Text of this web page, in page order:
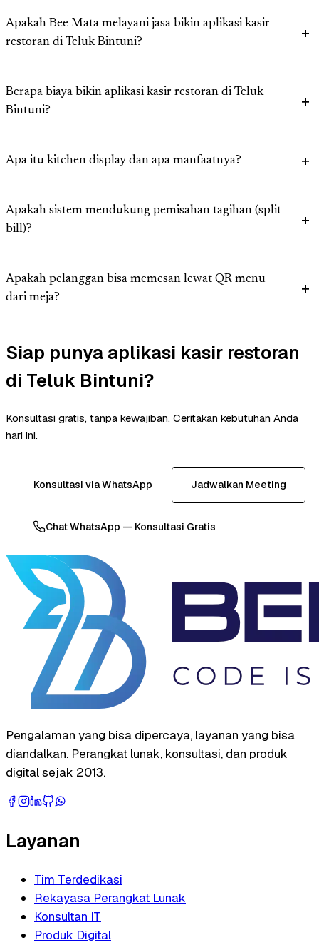
Apakah Bee Mata melayani jasa bikin aplikasi kasir
restoran di Teluk Bintuni?
Berapa biaya bikin aplikasi kasir restoran di Teluk
Bintuni?
Apa itu kitchen display dan apa manfaatnya?
Apakah sistem mendukung pemisahan tagihan (split
bill)?
Apakah pelanggan bisa memesan lewat QR menu
dari meja?
Siap punya aplikasi kasir restoran
di Teluk Bintuni?
Konsultasi gratis, tanpa kewajiban. Ceritakan kebutuhan Anda
hari ini.
Konsultasi via WhatsApp Jadwalkan Meeting
Chat WhatsApp — Konsultasi Gratis
Pengalaman yang bisa dipercaya, layanan yang bisa
diandalkan. Perangkat lunak, konsultasi, dan produk
digital sejak 2013.
Layanan
Tim Terdedikasi
Rekayasa Perangkat Lunak
Konsultan IT
Produk Digital